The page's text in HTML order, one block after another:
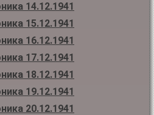
14.12.1941
15.12.1941
16.12.1941
17.12.1941
18.12.1941
19.12.1941
20.12.1941